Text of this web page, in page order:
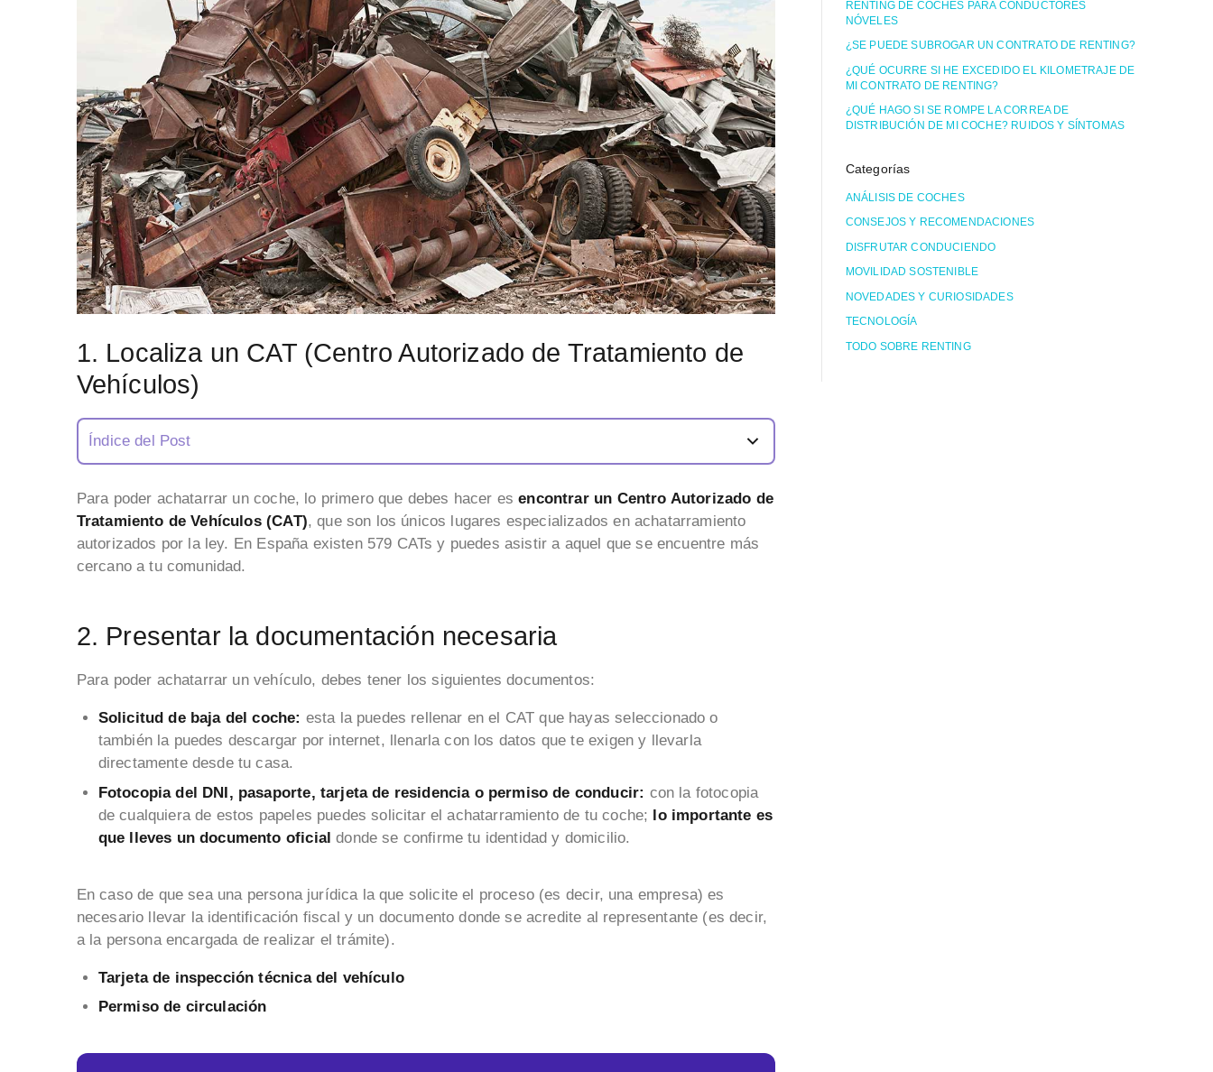
1. Localiza un CAT (Centro Autorizado de Tratamiento de
Vehículos)
Índice del Post
Para poder achatarrar un coche, lo primero que debes hacer esencontrar un Centro Autorizado de
Tratamiento de Vehículos (CAT), que son los únicos lugares especializados en achatarramiento
autorizados por la ley. En España existen 579 CATs y puedes asistir a aquel que se encuentre más
cercano a tu comunidad.
2. Presentar la documentación necesaria
Para poder achatarrar un vehículo, debes tener los siguientes documentos:
Solicitud de baja del coche: esta la puedes rellenar en el CAT que hayas seleccionado o
también la puedes descargar por internet, llenarla con los datos que te exigen y llevarla
directamente desde tu casa.
Fotocopia del DNI, pasaporte, tarjeta de residencia o permiso de conducir: con la fotocopia
de cualquiera de estos papeles puedes solicitar el achatarramiento de tu coche; lo importante es
que lleves un documento oficial donde se confirme tu identidad y domicilio.
En caso de que sea una persona jurídica la que solicite el proceso (es decir, una empresa) es
necesario llevar la identificación fiscal y un documento donde se acredite al representante (es decir,
a la persona encargada de realizar el trámite).
Tarjeta de inspección técnica del vehículo
Permiso de circulación
RENTING DE COCHES PARA CONDUCTORES
NÓVELES
¿SE PUEDE SUBROGAR UN CONTRATO DE RENTING?
¿QUÉ OCURRE SI HE EXCEDIDO EL KILOMETRAJE DE
MI CONTRATO DE RENTING?
¿QUÉ HAGO SI SE ROMPE LA CORREA DE
DISTRIBUCIÓN DE MI COCHE? RUIDOS Y SÍNTOMAS
Categorías
ANÁLISIS DE COCHES
CONSEJOS Y RECOMENDACIONES
DISFRUTAR CONDUCIENDO
MOVILIDAD SOSTENIBLE
NOVEDADES Y CURIOSIDADES
TECNOLOGÍA
TODO SOBRE RENTING